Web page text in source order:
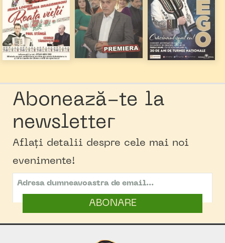
Abonează-te la
newsletter
Aflați detalii despre cele mai noi
evenimente!
ABONARE